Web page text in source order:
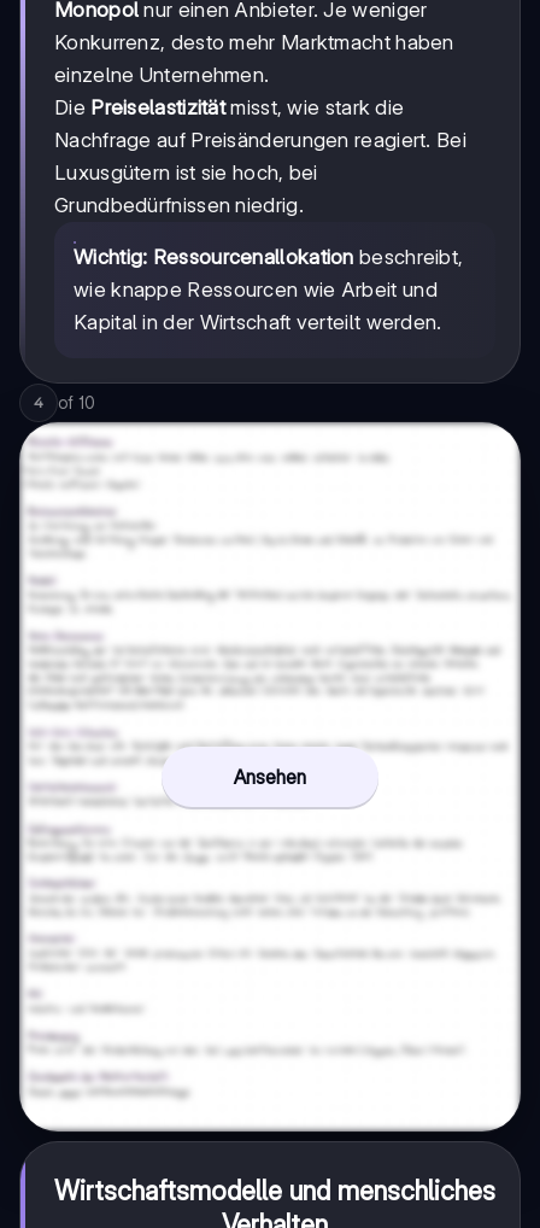
Monopol nur einen Anbieter. Je weniger
Konkurrenz, desto mehr Marktmacht haben
einzelne Unternehmen.
Die Preiselastizitätmisst, wie stark die
Nachfrage auf Preisänderungen reagiert. Bei
Luxusgütern ist sie hoch, bei
Grundbedürfnissen niedrig.
Wichtig: Ressourcenallokation beschreibt,
wie knappe Ressourcen wie Arbeit und
Kapital in der Wirtschaft verteilt werden.
4 of 10
Ansehen
Wirtschaftsmodelle und menschliches